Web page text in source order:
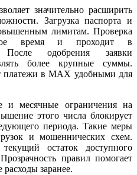
значительно расширить
Загрузка паспорта и
лимитам. Проверка
время и проходит в
После одобрения заявки
более крупные суммы.
в MAX удобными для
и месячные ограничения на
этого числа блокирует
периода. Такие меры
и мошеннических схем.
остаток доступного
правил помогает
заранее.